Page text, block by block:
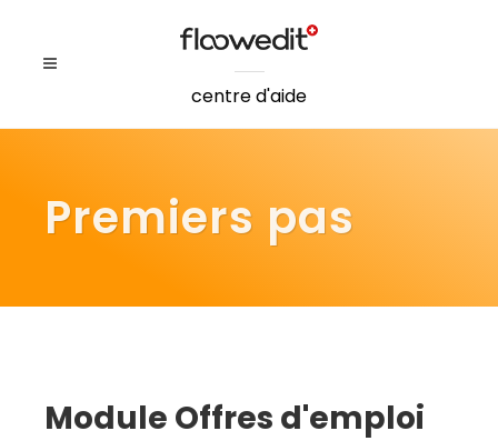
centre d'aide
Premiers pas
Module Offres d'emploi